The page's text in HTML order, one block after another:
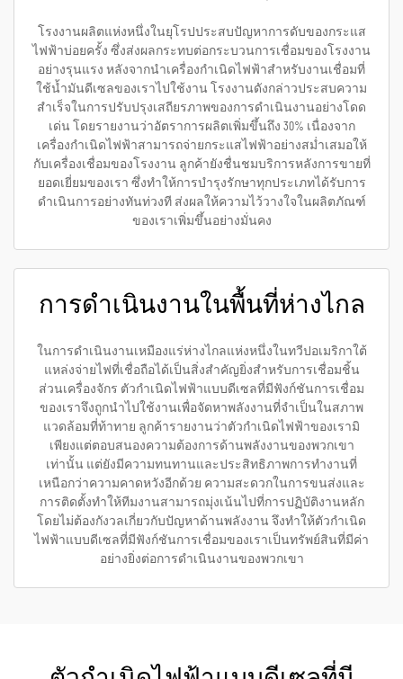
โรงงานผลิตแห่งหนึ่งในยุโรปประสบปัญหาการดับของกระแส
ไฟฟ้าบ่อยครั้ง ซึ่งส่งผลกระทบต่อกระบวนการเชื่อมของโรงงาน
อย่างรุนแรง หลังจากนำเครื่องกำเนิดไฟฟ้าสำหรับงานเชื่อมที่
ใช้น้ำมันดีเซลของเราไปใช้งาน โรงงานดังกล่าวประสบความ
สำเร็จในการปรับปรุงเสถียรภาพของการดำเนินงานอย่างโดด
เด่น โดยรายงานว่าอัตราการผลิตเพิ่มขึ้นถึง 30% เนื่องจาก
เครื่องกำเนิดไฟฟ้าสามารถจ่ายกระแสไฟฟ้าอย่างสม่ำเสมอให้
กับเครื่องเชื่อมของโรงงาน ลูกค้ายังชื่นชมบริการหลังการขายที่
ยอดเยี่ยมของเรา ซึ่งทำให้การบำรุงรักษาทุกประเภทได้รับการ
ดำเนินการอย่างทันท่วงที ส่งผลให้ความไว้วางใจในผลิตภัณฑ์
ของเราเพิ่มขึ้นอย่างมั่นคง
การดำเนินงานในพื้นที่ห่างไกล
ในการดำเนินงานเหมืองแร่ห่างไกลแห่งหนึ่งในทวีปอเมริกาใต้
แหล่งจ่ายไฟที่เชื่อถือได้เป็นสิ่งสำคัญยิ่งสำหรับการเชื่อมชิ้น
ส่วนเครื่องจักร ตัวกำเนิดไฟฟ้าแบบดีเซลที่มีฟังก์ชันการเชื่อม
ของเราจึงถูกนำไปใช้งานเพื่อจัดหาพลังงานที่จำเป็นในสภาพ
แวดล้อมที่ท้าทาย ลูกค้ารายงานว่าตัวกำเนิดไฟฟ้าของเรามิ
เพียงแต่ตอบสนองความต้องการด้านพลังงานของพวกเขา
เท่านั้น แต่ยังมีความทนทานและประสิทธิภาพการทำงานที่
เหนือกว่าความคาดหวังอีกด้วย ความสะดวกในการขนส่งและ
การติดตั้งทำให้ทีมงานสามารถมุ่งเน้นไปที่การปฏิบัติงานหลัก
โดยไม่ต้องกังวลเกี่ยวกับปัญหาด้านพลังงาน จึงทำให้ตัวกำเนิด
ไฟฟ้าแบบดีเซลที่มีฟังก์ชันการเชื่อมของเราเป็นทรัพย์สินที่มีค่า
อย่างยิ่งต่อการดำเนินงานของพวกเขา